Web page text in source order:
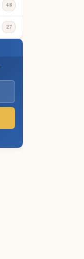
48
27